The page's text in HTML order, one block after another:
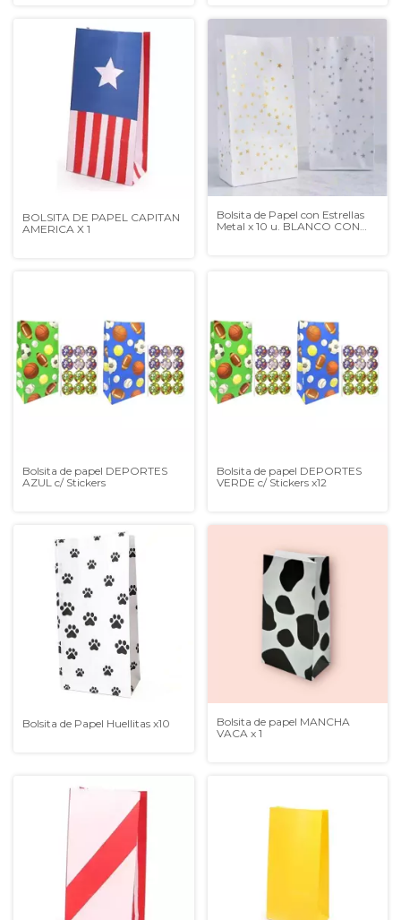
BOLSITA DE PAPEL CAPITAN
AMERICA X 1
Bolsita de Papel con Estrellas
Metal x 10 u. BLANCO CON
Bolsita de papel DEPORTES
AZUL c/ Stickers
Bolsita de papel DEPORTES
VERDE c/ Stickers x12
Bolsita de Papel Huellitas x10
Bolsita de papel MANCHA
VACA x 1